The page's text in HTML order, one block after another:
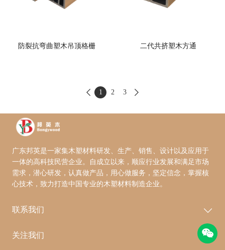
防裂抗弯曲塑木吊顶格栅 二代共挤塑木方通
 1 2 3 
广东邦英是一家集木塑材料研发、生产、销售、设计以及应用于
一体的高科技民营企业。自成立以来，顺应行业发展和满足市场
需求，潜心研发，认真做产品，用心做服务，坚定信念，掌握核
心技术，致力打造中国专业的木塑材料制造企业。
联系我们
关注我们